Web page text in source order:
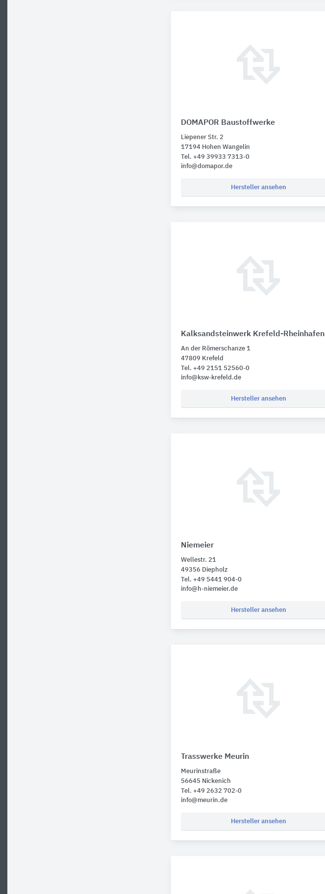
DOMAPOR Baustoffwerke
Liepener Str. 2
17194 Hohen Wangelin
Tel. +49 39933 7313-0
info@domapor.de
Hersteller ansehen
Kalksandsteinwerk Krefeld-Rheinhafen
An der Römerschanze 1
47809 Krefeld
Tel. +49 2151 52560-0
info@ksw-krefeld.de
Hersteller ansehen
Niemeier
Wellestr. 21
49356 Diepholz
Tel. +49 5441 904-0
info@h-niemeier.de
Hersteller ansehen
Trasswerke Meurin
Meurinstraße
56645 Nickenich
Tel. +49 2632 702-0
info@meurin.de
Hersteller ansehen